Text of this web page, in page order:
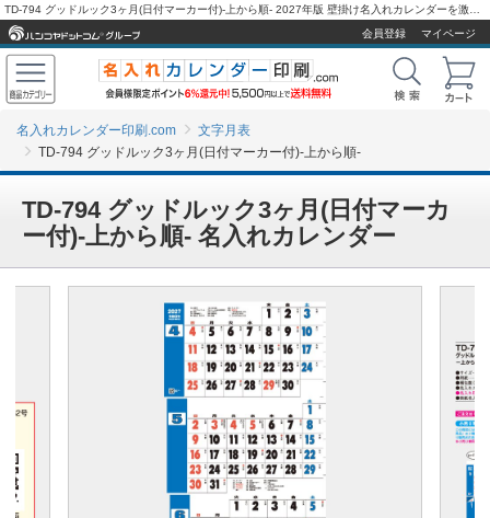
会員登録
マイページ
名入れカレンダー印刷.com
文字月表
TD-794 グッドルック3ヶ月(日付マーカー付)-上から順-
TD-794 グッドルック3ヶ月(日付マーカ
ー付)-上から順- 名入れカレンダー